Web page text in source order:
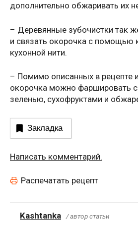
дополнительно обжаривать их
– Деревянные зубочистки так
и связать окорочка с помощью
кухонной нити.
– Помимо описанных в рецепте
окорочка можно фаршировать
зеленью, сухофруктами и
Закладка
Написать комментарий.
Распечатать рецепт
Kashtanka / автор статьи